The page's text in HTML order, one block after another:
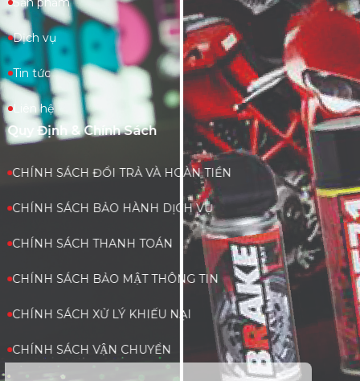
Dịch vụ
Tin tức
Liên hệ
Quy Định & Chính Sách
CHÍNH SÁCH ĐỔI TRẢ VÀ HOÀN TIỀN
CHÍNH SÁCH BẢO HÀNH DỊCH VỤ
CHÍNH SÁCH THANH TOÁN
CHÍNH SÁCH BẢO MẬT THÔNG TIN
CHÍNH SÁCH XỬ LÝ KHIẾU NẠI
CHÍNH SÁCH VẬN CHUYỂN